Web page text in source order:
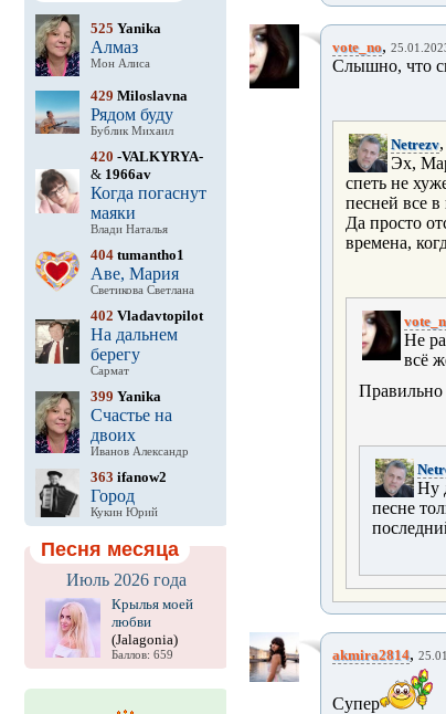
525 Yanika
Алмаз
Мон Алиса
429 Miloslavna
Рядом буду
Бублик Михаил
420 -VALKYRYA-
& 1966av
Когда погаснут
маяки
Влади Наталья
404tumantho1
Аве, Мария
Светикова Светлана
402 Vladavtopilot
На дальнем
берегу
Сармат
399 Yanika
Счастье на
двоих
Иванов Александр
363 ifanow2
Город
Кукин Юрий
Песня месяца
Июль 2026 года
Крылья моей
любви
(Jalagonia)
Баллов: 659
vote_no,
Слышно, что
Netrezv,
Эх,
спеть не
песней все
Да просто
времена,
Не
всё
Правильно
Ну
песне
akmira2814,
Супер